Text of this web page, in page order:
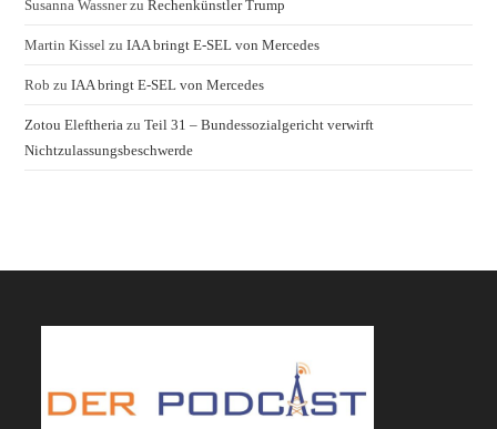
Susanna WassnerzuRechenkünstler Trump
Martin Kissel zuIAA bringt E-SEL von Mercedes
Rob zuIAA bringt E-SEL von Mercedes
Zotou Eleftheria zuTeil 31 – Bundessozialgericht verwirft
Nichtzulassungsbeschwerde